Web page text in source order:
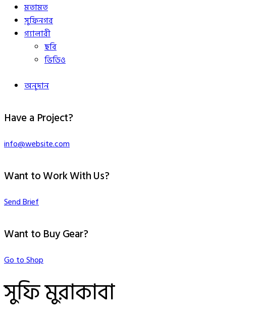
মতামত
সুফিনগর
গ্যালারী
ছবি
ভিডিও
অনুদান
Have a Project?
info@website.com
Want to Work With Us?
Send Brief
Want to Buy Gear?
Go to Shop
সুফি মুরাকাবা